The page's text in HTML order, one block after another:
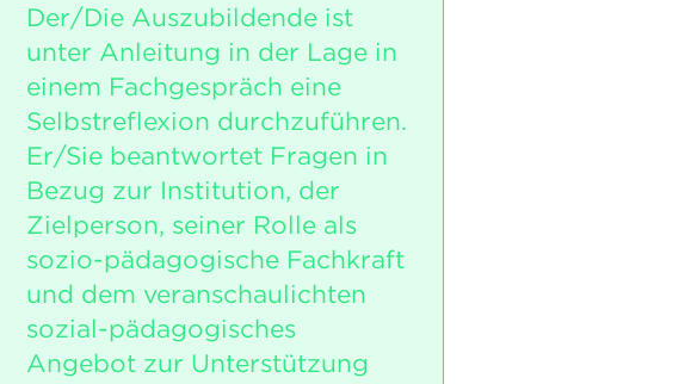
Der/Die Auszubildende ist
unter Anleitung in der Lage in
einem Fachgespräch eine
Selbstreflexion durchzuführen.
Er/Sie beantwortet Fragen in
Bezug zur Institution, der
Zielperson, seiner Rolle als
sozio-pädagogische Fachkraft
und dem veranschaulichten
sozial-pädagogisches
Angebot zur Unterstützung